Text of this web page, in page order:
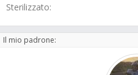
Sterilizzato:
Il mio padrone: